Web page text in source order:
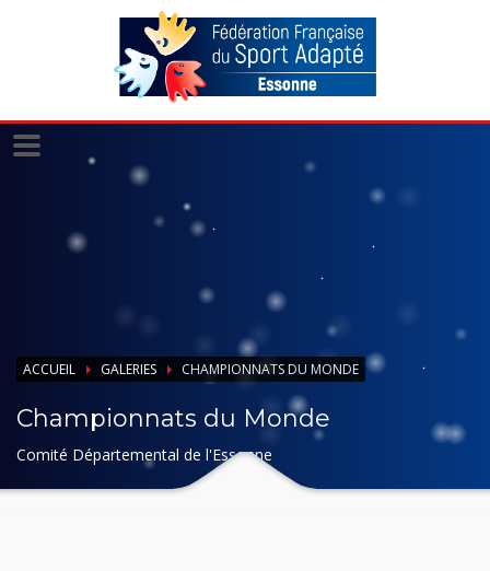
ACCUEIL GALERIES CHAMPIONNATS DU MONDE
Championnats du Monde
Comité Départemental de l'Essonne
Panneau de gestion des cookies